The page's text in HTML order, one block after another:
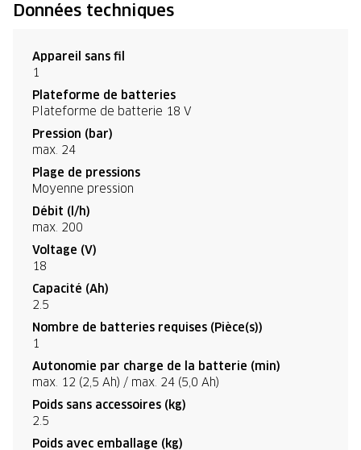
Données techniques
Appareil sans fil
1
Plateforme de batteries
Plateforme de batterie 18 V
Pression (bar)
max. 24
Plage de pressions
Moyenne pression
Débit (l/h)
max. 200
Voltage (V)
18
Capacité (Ah)
2.5
Nombre de batteries requises (Pièce(s))
1
Autonomie par charge de la batterie (min)
max. 12 (2,5 Ah) / max. 24 (5,0 Ah)
Poids sans accessoires (kg)
2.5
Poids avec emballage (kg)